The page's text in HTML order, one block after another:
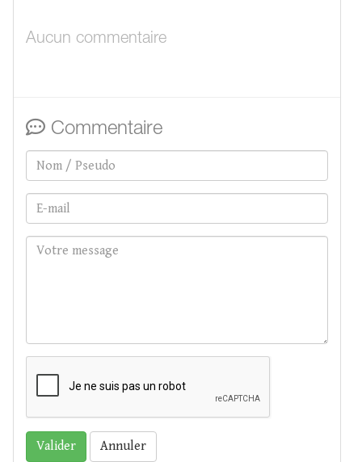
Aucun commentaire
Commentaire
Annuler